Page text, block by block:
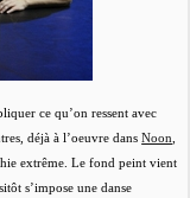
ce qu’on ressent avec
déjà à l’oeuvre dansNoon
extrême. Le fond peint vient
s’impose une danse